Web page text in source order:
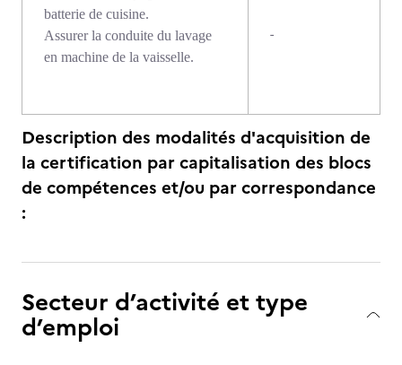
batterie de cuisine.
Assurer la conduite du lavage
en machine de la vaisselle.
-
Description des modalités d'acquisition de
la certification par capitalisation des blocs
de compétences et/ou par correspondance
:
Secteur d’activité et type
d’emploi